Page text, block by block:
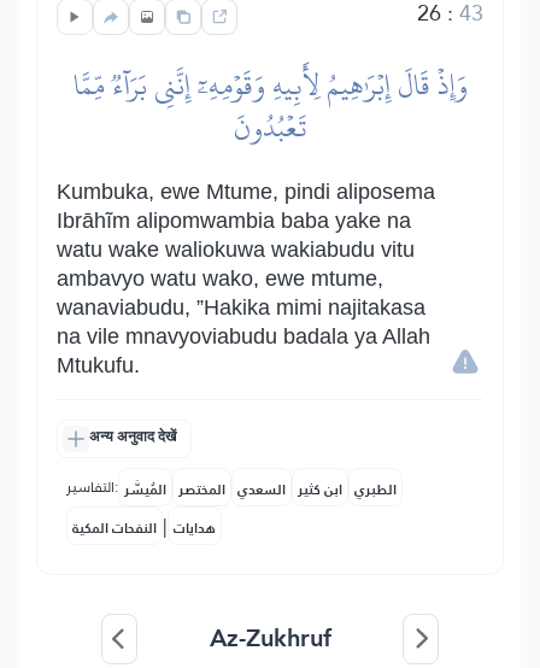
26:43
وَإِذۡ قَالَ إِبۡرَٰهِيمُ لِأَبِيهِ وَقَوۡمِهِۦٓ إِنَّنِي بَرَآءٞ مِّمَّا
تَعۡبُدُونَ
Kumbuka, ewe Mtume, pindi aliposema
Ibrāhĩm alipomwambia baba yake na
watu wake waliokuwa wakiabudu vitu
ambavyo watu wako, ewe mtume,
wanaviabudu, ”Hakika mimi najitakasa
na vile mnavyoviabudu badala ya Allah
Mtukufu.
अन्य अनुवाद देखें
التفاسير: المُيسَّر المختصر السعدي ابن كثير الطبري
النفحات المكية | هدايات
Az-Zukhruf